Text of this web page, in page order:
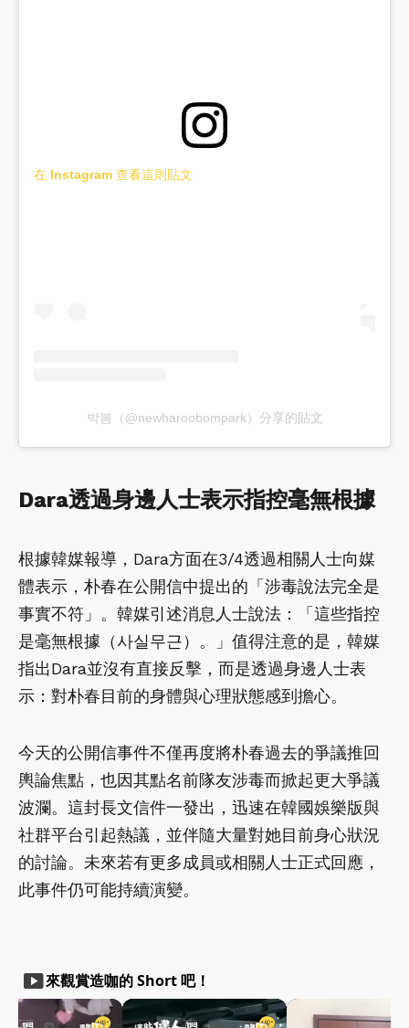
在 Instagram 查看這則貼文
박봄（@newharoobompark）分享的貼文
Dara透過身邊人士表示指控毫無根據
根據韓媒報導，Dara方面在3/4透過相關人士向媒
體表示，朴春在公開信中提出的「涉毒說法完全是
事實不符」。韓媒引述消息人士說法：「這些指控
是毫無根據（사실무근）。」值得注意的是，韓媒
指出Dara並沒有直接反擊，而是透過身邊人士表
示：對朴春目前的身體與心理狀態感到擔心。
今天的公開信事件不僅再度將朴春過去的爭議推回
輿論焦點，也因其點名前隊友涉毒而掀起更大爭議
波瀾。這封長文信件一發出，迅速在韓國娛樂版與
社群平台引起熱議，並伴隨大量對她目前身心狀況
的討論。未來若有更多成員或相關人士正式回應，
此事件仍可能持續演變。
smart_display來觀賞造咖的 Short 吧！